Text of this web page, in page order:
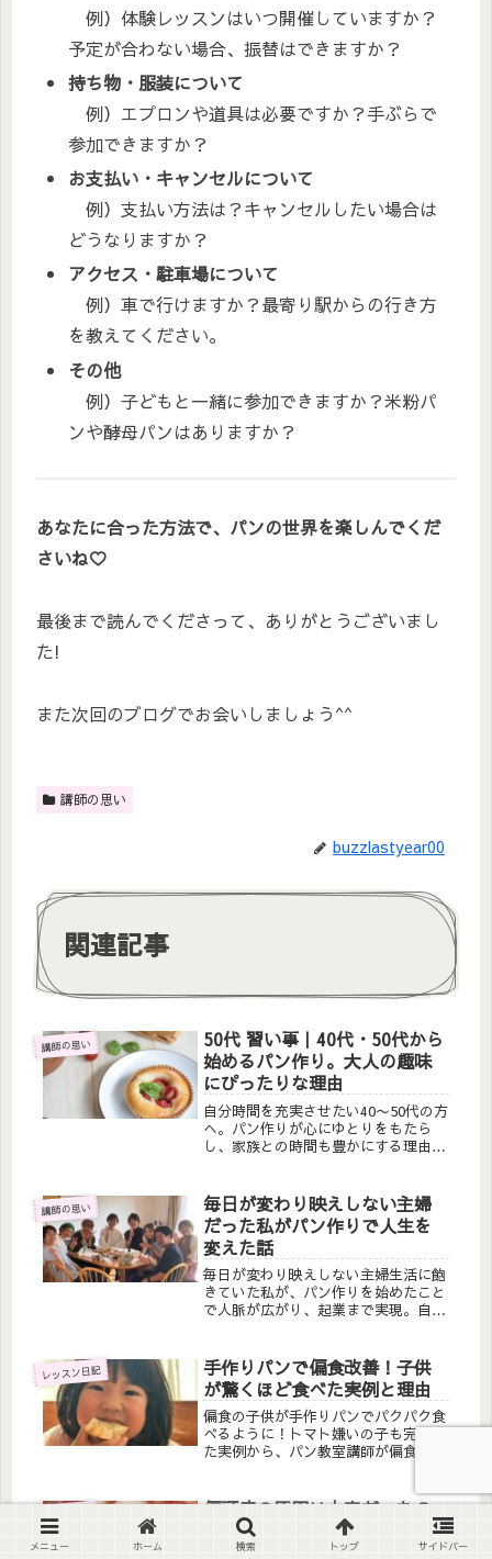
例）体験レッスンはいつ開催していますか？
予定が合わない場合、振替はできますか？
持ち物・服装について
例）エプロンや道具は必要ですか？手ぶらで
参加できますか？
お支払い・キャンセルについて
例）支払い方法は？キャンセルしたい場合は
どうなりますか？
アクセス・駐車場について
例）車で行けますか？最寄り駅からの行き方
を教えてください。
その他
例）子どもと一緒に参加できますか？米粉パ
ンや酵母パンはありますか？
あなたに合った方法で、パンの世界を楽しんでくだ
さいね♡
最後まで読んでくださって、ありがとうございまし
た!
また次回のブログでお会いしましょう^^
講師の思い
buzzlastyear00
関連記事
講師の思い
50代 習い事｜40代・50代から
始めるパン作り。大人の趣味
にぴったりな理由
自分時間を充実させたい40〜50代の方
へ。パン作りが心にゆとりをもたら
し、家族との時間も豊かにする理由と
講師の思い
毎日が変わり映えしない主婦
だった私がパン作りで人生を
変えた話
毎日が変わり映えしない主婦生活に飽
きていた私が、パン作りを始めたこと
で人脈が広がり、起業まで実現。自家
お伝えします。
レッスン日記
手作りパンで偏食改善！子供
が驚くほど食べた実例と理由
偏食の子供が手作りパンでパクパク食
べるように！トマト嫌いの子も完食し
た実例から、パン教室講師が偏食改善
偏頭痛の原因は小麦だった？
パン好きさんのための“ゆる
小麦オフ生活”と米粉パンの
メニュー ホーム 検索 トップ サイドバー